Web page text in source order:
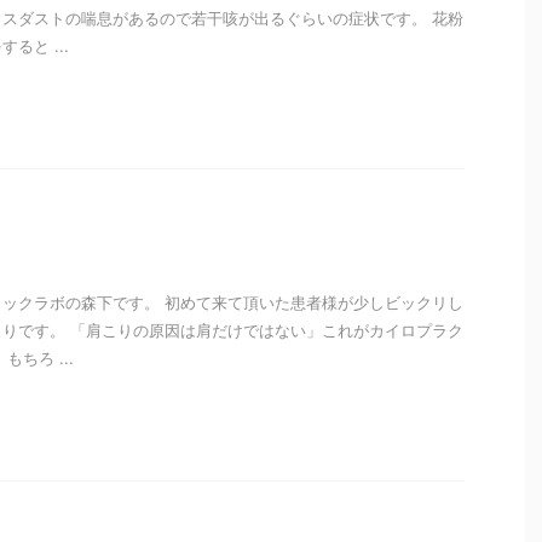
ダストの喘息があるので若干咳が出るぐらいの症状です。 花粉
ると ...
クラボの森下です。 初めて来て頂いた患者様が少しビックリし
です。 「肩こりの原因は肩だけではない」これがカイロプラク
もちろ ...